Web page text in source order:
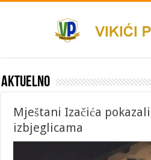
Aktuelno
Mještani Izačića
izbjeglicama